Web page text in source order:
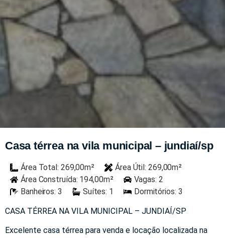
Casa térrea na vila municipal – jundiaí/sp
Área Total: 269,00m²
Área Útil: 269,00m²
Área Construída: 194,00m²
Vagas: 2
Banheiros: 3
Suítes: 1 Dormitórios: 3
CASA TÉRREA NA VILA MUNICIPAL – JUNDIAÍ/SP
Excelente casa térrea para venda e locação localizada na